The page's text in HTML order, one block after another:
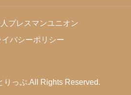
プレスマンユニオン
イバシーポリシー
りっぷ.All Rights Reserved.